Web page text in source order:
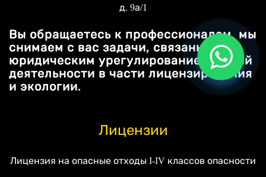
д. 9а/1
Вы обращаетесь к профессионалам, мы
снимаем с вас задачи, связанные с
юридическим урегулированием вашей
деятельности в части лицензирования
и экологии.
Лицензии
Лицензия на опасные отходы I-IV классов опасности